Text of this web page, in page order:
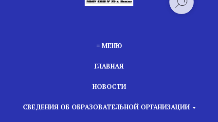
≡ МЕНЮ
ГЛАВНАЯ
НОВОСТИ
СВЕДЕНИЯ ОБ ОБРАЗОВАТЕЛЬНОЙ ОРГАНИЗАЦИИ